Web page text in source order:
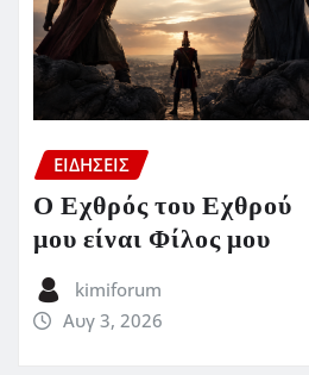
ΕΙΔΗΣΕΙΣ
Ο Εχθρός του Εχθρού
μου είναι Φίλος μου
kimiforum
Αυγ 3, 2026